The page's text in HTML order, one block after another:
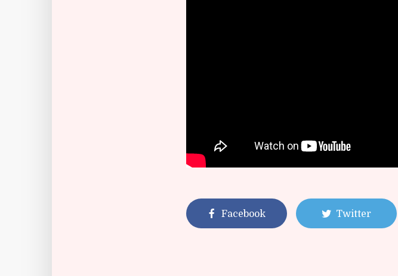
Facebook Twitter